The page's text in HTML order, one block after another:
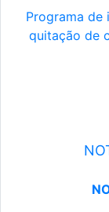
Programa de
quitação de